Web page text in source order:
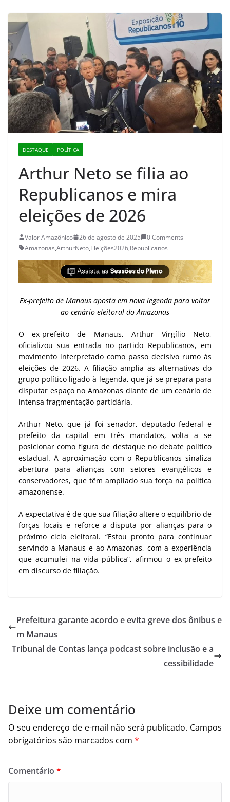
DESTAQUE POLÍTICA
Arthur Neto se filia ao
Republicanos e mira
eleições de 2026
Valor Amazônico 26 de agosto de 2025
0 Comments
Amazonas,ArthurNeto,Eleições2026,Republicanos
Ex-prefeito de Manaus aposta em nova legenda para voltar
ao cenário eleitoral do Amazonas
O ex-prefeito de Manaus, Arthur Virgílio Neto,
oficializou sua entrada no partido Republicanos, em
movimento interpretado como passo decisivo rumo às
eleições de 2026. A filiação amplia as alternativas do
grupo político ligado à legenda, que já se prepara para
disputar espaço no Amazonas diante de um cenário de
intensa fragmentação partidária.
Arthur Neto, que já foi senador, deputado federal e
prefeito da capital em três mandatos, volta a se
posicionar como figura de destaque no debate político
estadual. A aproximação com o Republicanos sinaliza
abertura para alianças com setores evangélicos e
conservadores, que têm ampliado sua força na política
amazonense.
A expectativa é de que sua filiação altere o equilíbrio de
forças locais e reforce a disputa por alianças para o
próximo ciclo eleitoral. “Estou pronto para continuar
servindo a Manaus e ao Amazonas, com a experiência
que acumulei na vida pública”, afirmou o ex-prefeito
em discurso de filiação.
Prefeitura garante acordo e evita greve dos ônibus e
m Manaus
Tribunal de Contas lança podcast sobre inclusão e a
cessibilidade
Deixe um comentário
O seu endereço de e-mail não será publicado. Campos
obrigatórios são marcados com *
Comentário *